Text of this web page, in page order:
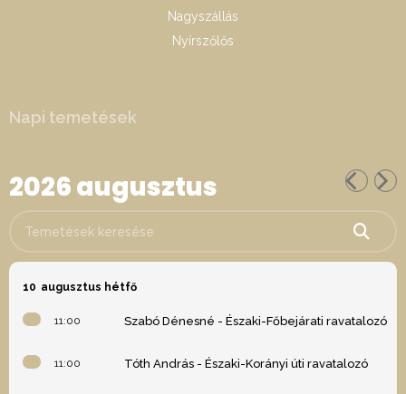
Nagyszállás
Nyírszőlős
Napi temetések
2026 augusztus
10 augusztus hétfő
11:00 Szabó Dénesné - Északi-Főbejárati ravatalozó
11:00 Tóth András - Északi-Korányi úti ravatalozó